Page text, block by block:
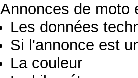
Annonces de moto
Les données
Si l'annonce est
La couleur